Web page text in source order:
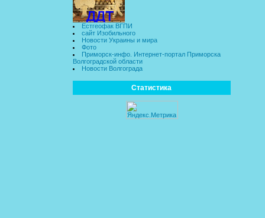
Естгеофак ВГПИ
сайт Изобильного
Новости Украины и мира
Фото
Приморск-инфо. Интернет-портал Приморска
Волгоградской области
Новости Волгограда
Статистика